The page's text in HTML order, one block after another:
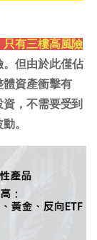
有三樓高風險
但由於此僅佔
體資產衝擊有
，不需要受到
。